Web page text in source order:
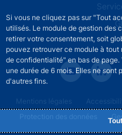
Si vous ne cliquez pas sur "Tout
utilisés. Le module de gestion des
retirer votre consentement, soit
pouvez retrouver ce module à tout
de confidentialité" en bas de
une durée de 6 mois. Elles ne sont
d'autres fins.
Footer legal notice menu
Mentions légales
Protection des données